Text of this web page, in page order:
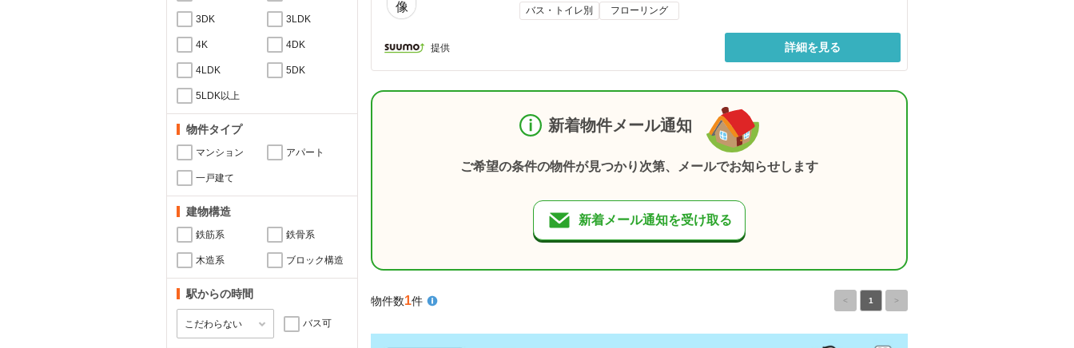
3DK 3LDK
4K 4DK
4LDK 5DK
5LDK以上
物件タイプ
マンション アパート
一戸建て
建物構造
鉄筋系 鉄骨系
木造系 ブロック構造
駅からの時間
バス可
バス・トイレ別 フローリング
提供 詳細を見る
新着物件メール通知
ご希望の条件の物件が見つかり次第、メールでお知らせします
新着メール通知を受け取る
物件数1件 < 1 >